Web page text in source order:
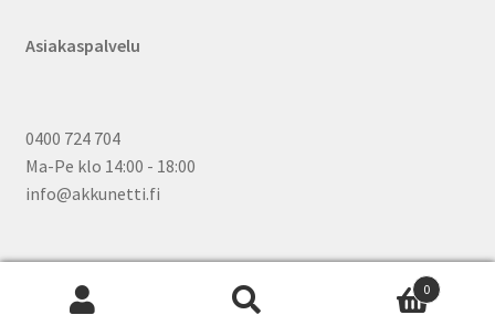
Asiakaspalvelu
0400 724 704
Ma-Pe klo 14:00 - 18:00
info@akkunetti.fi
0